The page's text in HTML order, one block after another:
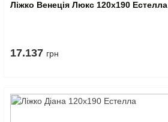
Ліжко Венеція Люкс 120x190 Естелла
17.137 грн